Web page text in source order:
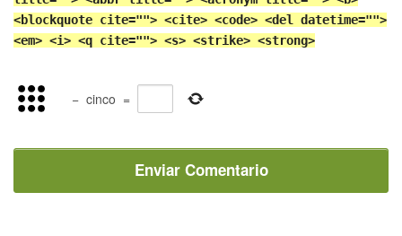
<blockquote cite=""> <cite> <code> <del datetime="">
<em> <i> <q cite=""> <s> <strike> <strong>
− cinco =